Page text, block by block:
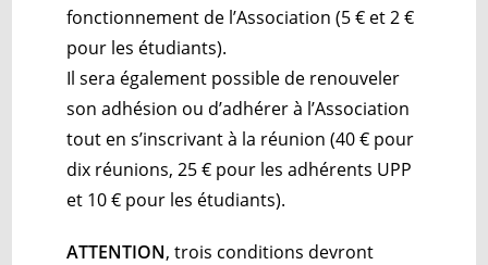
fonctionnement de l’Association (5 € et 2 €
pour les étudiants).
Il sera également possible de renouveler
son adhésion ou d’adhérer à l’Association
tout en s’inscrivant à la réunion (40 € pour
dix réunions, 25 € pour les adhérents UPP
et 10 € pour les étudiants).
ATTENTION, trois conditions devront